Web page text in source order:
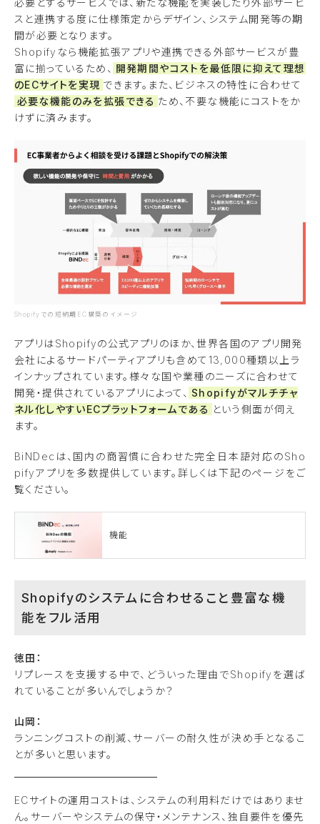
必要とするサービスでは、新たな機能を実装したり外部サービ
スと連携する度に仕様策定からデザイン、システム開発等の期
間が必要となります。
Shopifyなら機能拡張アプリや連携できる外部サービスが豊
富に揃っているため、 開発期間やコストを最低限に抑えて理想
のECサイトを実現 できます。また、ビジネスの特性に合わせて
必要な機能のみを拡張できる ため、不要な機能にコストをか
けずに済みます。
Shopifyでの短納期EC構築のイメージ
アプリはShopifyの公式アプリのほか、世界各国のアプリ開発
会社によるサードパーティアプリも含めて13,000種類以上ラ
インナップされています。様々な国や業種のニーズに合わせて
開発・提供されているアプリによって、 Shopifyがマルチチャ
ネル化しやすいECプラットフォームである という側面が伺え
ます。
BiNDecは、国内の商習慣に合わせた完全日本語対応のSho
pifyアプリを多数提供しています。詳しくは下記のページをご
覧ください。
機能
Shopifyのシステムに合わせること豊富な機
能をフル活用
徳田：
リプレースを支援する中で、どういった理由でShopifyを選ば
れていることが多いんでしょうか？
山岡：
ランニングコストの削減、サーバーの耐久性が決め手となるこ
とが多いと思います。
ECサイトの運用コストは、システムの利用料だけではありませ
ん。サーバーやシステムの保守・メンテナンス、独自要件を優先